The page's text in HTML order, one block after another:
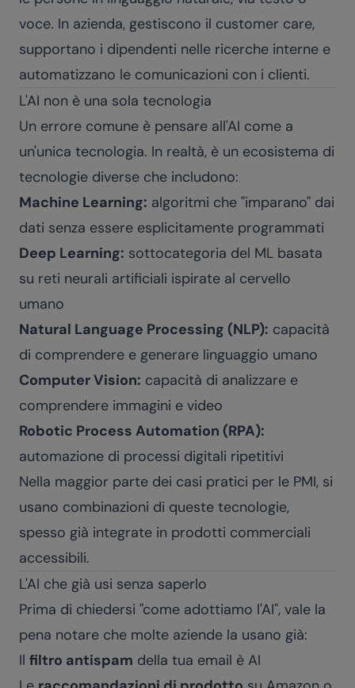
voce. In azienda, gestiscono il customer care,
supportano i dipendenti nelle ricerche interne e
automatizzano le comunicazioni con i clienti.
L'AI non è una sola tecnologia
Un errore comune è pensare all'AI come a
un'unica tecnologia. In realtà, è un ecosistema di
tecnologie diverse che includono:
Machine Learning: algoritmi che "imparano" dai
dati senza essere esplicitamente programmati
Deep Learning: sottocategoria del ML basata
su reti neurali artificiali ispirate al cervello
umano
Natural Language Processing (NLP): capacità
di comprendere e generare linguaggio umano
Computer Vision: capacità di analizzare e
comprendere immagini e video
Robotic Process Automation (RPA):
automazione di processi digitali ripetitivi
Nella maggior parte dei casi pratici per le PMI, si
usano combinazioni di queste tecnologie,
spesso già integrate in prodotti commerciali
accessibili.
L'AI che già usi senza saperlo
Prima di chiedersi "come adottiamo l'AI", vale la
pena notare che molte aziende la usano già:
Il filtro antispam della tua email è AI